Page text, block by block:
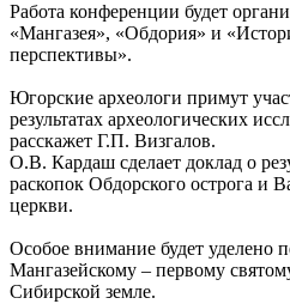
Работа конференции будет
«Мангазея», «Обдория» и
перспективы».
Югорские археологи примут
результатах археологических
расскажет Г.П. Визгалов.
О.В. Кардаш сделает доклад о
раскопок Обдорского острога и
церкви.
Особое внимание будет уделено
Мангазейскому – первому
Сибирской земле.